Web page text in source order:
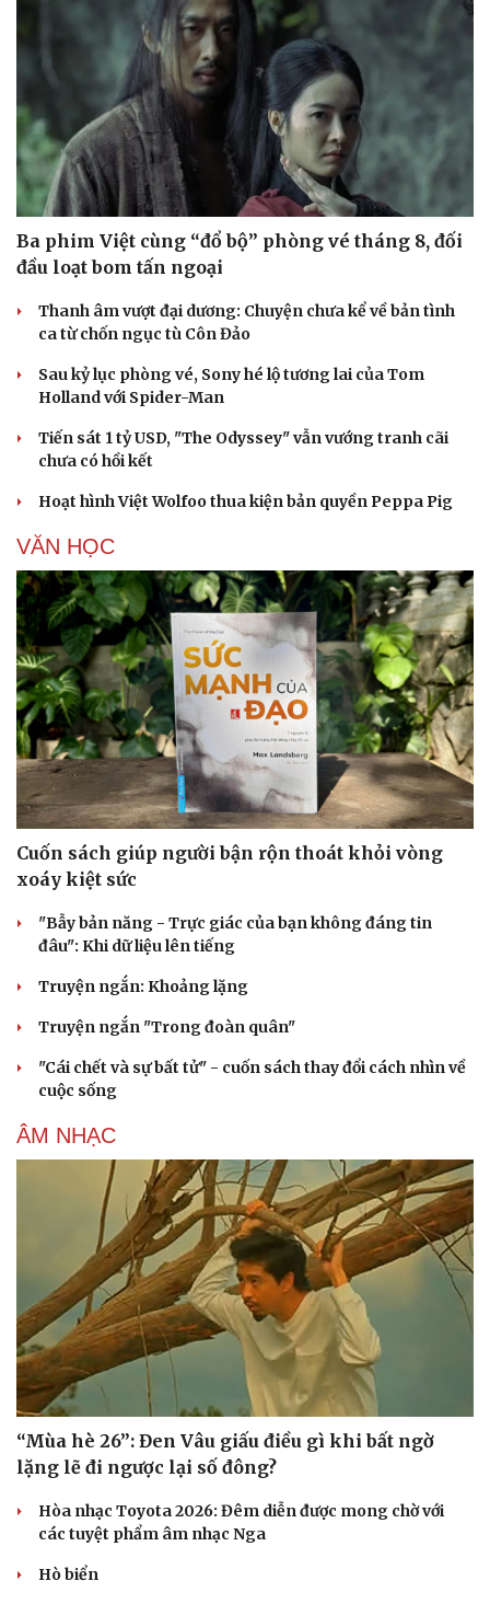
Cải chính
Ba phim Việt cùng “đổ bộ” phòng vé tháng 8, đối
đầu loạt bom tấn ngoại
Thanh âm vượt đại dương: Chuyện chưa kể về bản tình
ca từ chốn ngục tù Côn Đảo
Sau kỷ lục phòng vé, Sony hé lộ tương lai của Tom
Holland với Spider-Man
Tiến sát 1 tỷ USD, "The Odyssey" vẫn vướng tranh cãi
chưa có hồi kết
Hoạt hình Việt Wolfoo thua kiện bản quyền Peppa Pig
VĂN HỌC
Cuốn sách giúp người bận rộn thoát khỏi vòng
xoáy kiệt sức
"Bẫy bản năng - Trực giác của bạn không đáng tin
đâu": Khi dữ liệu lên tiếng
Truyện ngắn: Khoảng lặng
Truyện ngắn "Trong đoàn quân"
"Cái chết và sự bất tử" - cuốn sách thay đổi cách nhìn về
cuộc sống
ÂM NHẠC
“Mùa hè 26”: Đen Vâu giấu điều gì khi bất ngờ
lặng lẽ đi ngược lại số đông?
Hòa nhạc Toyota 2026: Đêm diễn được mong chờ với
các tuyệt phẩm âm nhạc Nga
Hò biển